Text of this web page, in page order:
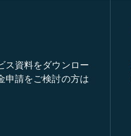
ス資料をダウンロー
申請をご検討の方は